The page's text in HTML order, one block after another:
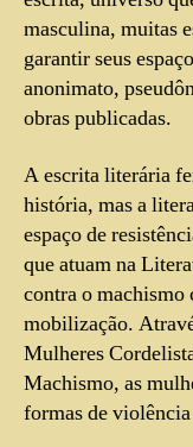
masculina, muitas
garantir seus
anonimato,
obras publicadas.
A escrita literária
história, mas a
espaço de
que atuam na
contra o machismo
mobilização.
Mulheres
Machismo, as
formas de